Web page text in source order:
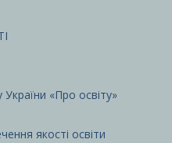
«Про освіту»
якості освіти